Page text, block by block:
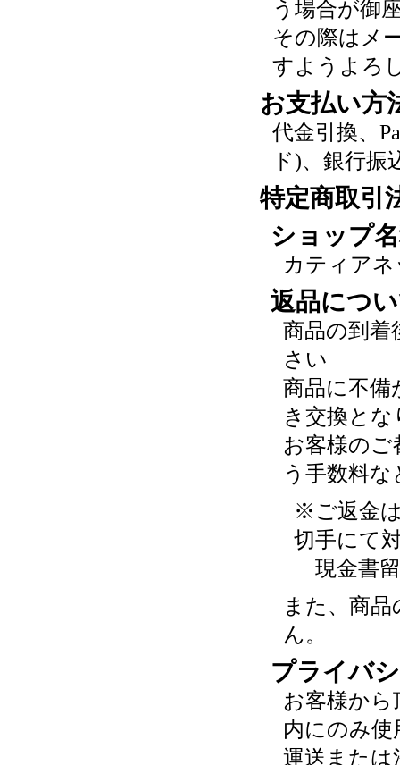
う場合が御
その際はメ
すようよろ
お支払い方
代金引換、
ド)、銀行振
特定商取引
ショップ
カティア
返品につ
商品の到着
さい
商品に不備
き交換と
お客様のご
う手数料
※ご返金
切手にて
現金書
また、商
ん。
プライバ
お客様か
内にのみ
運送または